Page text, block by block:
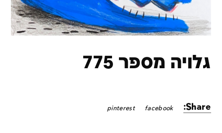
גלויה מספר 775
Share:
facebook
pinterest